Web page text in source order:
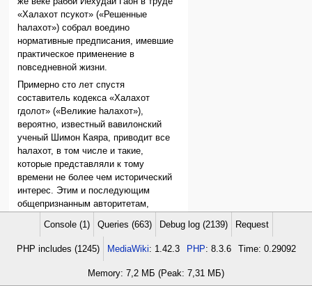
«Халахот псукот» («Решенные
hалахот») собрал воедино
нормативные предписания, имевшие
практическое применение в
повседневной жизни.
Примерно сто лет спустя
составитель кодекса «Халахот
гдолот» («Великие hалахот»),
вероятно, известный вавилонский
ученый Шимон Каяра, приводит все
hалахот, в том числе и такие,
которые представляли к тому
времени не более чем исторический
интерес. Этим и последующим
общепризнанным авторитетам,
литературе под общим названием
поским
(буквально `отсекающие`, то
есть решающие авторитеты), Галаха
обязана не только разрешением
целого ряда практических вопросов
Console (1) Queries (663) Debug log (2139) Request
PHP includes (1245) MediaWiki: 1.42.3 PHP: 8.3.6 Time: 0.29092
Memory: 7,2 МБ (Peak: 7,31 МБ)